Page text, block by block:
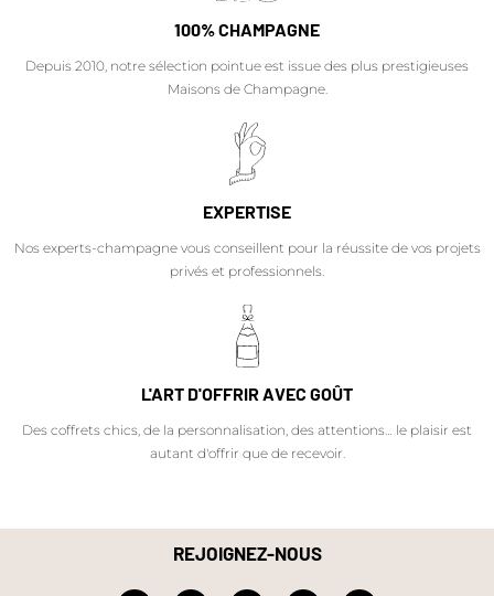
100% CHAMPAGNE
Depuis 2010, notre sélection pointue est issue des plus prestigieuses
Maisons de Champagne.
EXPERTISE
Nos experts-champagne vous conseillent pour la réussite de vos projets
privés et professionnels.
L'ART D'OFFRIR AVEC GOÛT
Des coffrets chics, de la personnalisation, des attentions… le plaisir est
autant d'offrir que de recevoir.
REJOIGNEZ-NOUS